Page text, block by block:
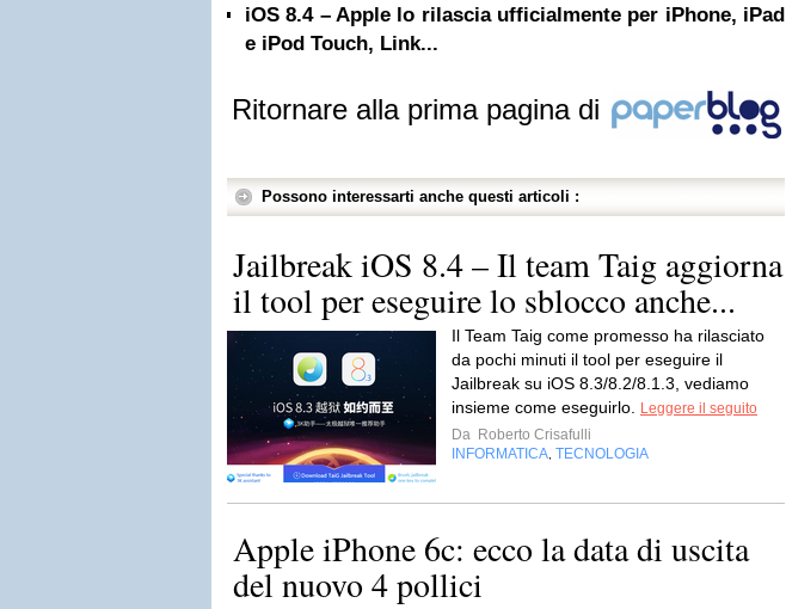
iOS 8.4 – Apple lo rilascia ufficialmente per iPhone, iPad
e iPod Touch, Link...
Ritornare alla prima pagina di
Possono interessarti anche questi articoli :
Jailbreak iOS 8.4 – Il team Taig aggiorna
il tool per eseguire lo sblocco anche...
Il Team Taig come promesso ha rilasciato
da pochi minuti il tool per eseguire il
Jailbreak su iOS 8.3/8.2/8.1.3, vediamo
insieme come eseguirlo.
Leggere il seguito
Da Roberto Crisafulli
INFORMATICA TECNOLOGIA
Apple iPhone 6c: ecco la data di uscita
del nuovo 4 pollici